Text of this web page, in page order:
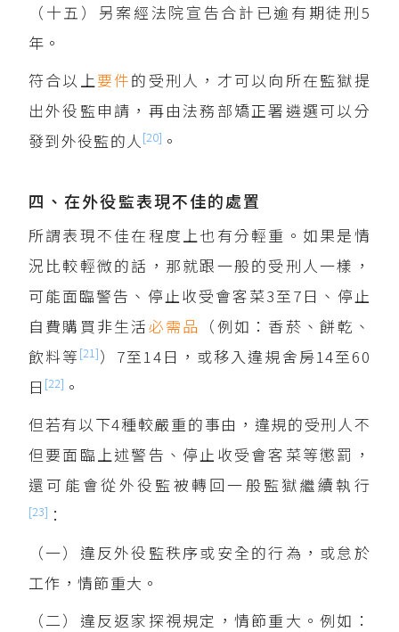
（十五）另案經法院宣告合計已逾有期徒刑5
年。
符合以上要件的受刑人，才可以向所在監獄提
出外役監申請，再由法務部矯正署遴選可以分
發到外役監的人 [20] 。
四、在外役監表現不佳的處置
所謂表現不佳在程度上也有分輕重。如果是情
況比較輕微的話，那就跟一般的受刑人一樣，
可能面臨警告、停止收受會客菜3至7日、停止
自費購買非生活必需品 （例如：香菸、餅乾、
飲料等[21]）7至14日，或移入違規舍房14至60
日 [22] 。
但若有以下4種較嚴重的事由，違規的受刑人不
但要面臨上述警告、停止收受會客菜等懲罰，
還可能會從外役監被轉回一般監獄繼續執行
[23] ：
（一）違反外役監秩序或安全的行為，或怠於
工作，情節重大。
（二）違反返家探視規定，情節重大。例如：